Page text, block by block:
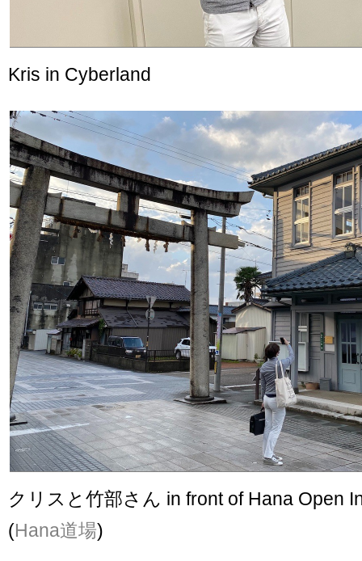
Kris in Cyberland
クリスと竹部さん in front of Hana Open
(Hana道場)